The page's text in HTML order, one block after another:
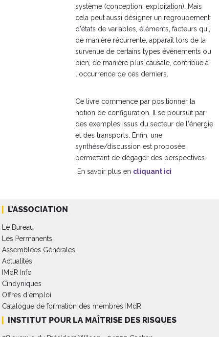
système (conception, exploitation). Mais
cela peut aussi désigner un regroupement
d'états de variables, éléments, facteurs qui,
de manière récurrente, apparaît lors de la
survenue de certains types événements ou
bien, de manière plus causale, contribue à
l'occurrence de ces derniers.
Ce livre commence par positionner la
notion de configuration. Il se poursuit par
des exemples issus du secteur de l'énergie
et des transports. Enfin, une
synthèse/discussion est proposée,
permettant de dégager des perspectives.
En savoir plus en cliquant ici
L’ASSOCIATION
Le Bureau
Les Permanents
Assemblées Générales
Actualités
IMdR Info
Cindyniques
Offres d'emploi
Catalogue de formation des membres IMdR
INSTITUT POUR LA MAÎTRISE DES RISQUES